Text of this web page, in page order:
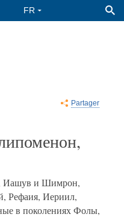
Partager
Иашув и Шимрон,
Рефаия, Иериил,
в поколениях Фолы,